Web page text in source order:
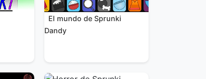
El mundo de Sprunki
Dandy